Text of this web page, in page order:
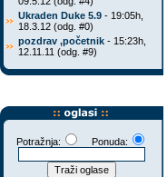
Ukraden Duke 5.9- 19:05h,
18.3.12 (odg. #0)
pozdrav ,početnik- 15:23h,
12.11.11 (odg. #9)
Potražnja: Ponuda: